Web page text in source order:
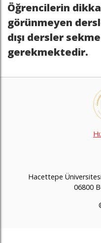
Öğrencilerin
görünmeyen
dışı dersler
gerekmektedir.
Hacettepe
06800